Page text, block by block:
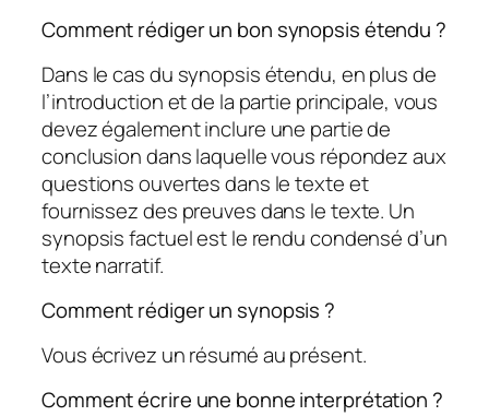
Comment rédiger un bon synopsis étendu ?
Dans le cas du synopsis étendu, en plus de
l’introduction et de la partie principale, vous
devez également inclure une partie de
conclusion dans laquelle vous répondez aux
questions ouvertes dans le texte et
fournissez des preuves dans le texte. Un
synopsis factuel est le rendu condensé d’un
texte narratif.
Comment rédiger un synopsis ?
Vous écrivez un résumé au présent.
Comment écrire une bonne interprétation ?